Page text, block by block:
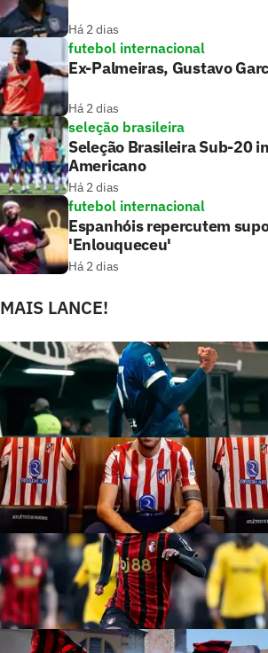
Há 2 dias
futebol internacional
Ex-Palmeiras, Gustavo
Há 2 dias
seleção brasileira
Seleção Brasileira Sub-20
Americano
Há 2 dias
futebol internacional
Espanhóis repercutem
'Enlouqueceu'
Há 2 dias
MAIS LANCE!